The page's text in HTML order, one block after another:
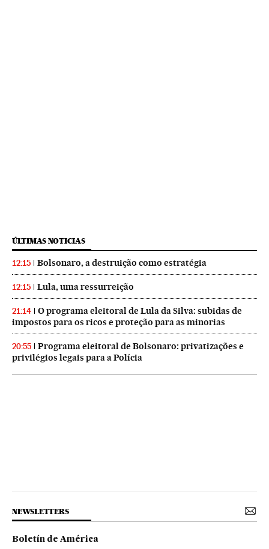
ÚLTIMAS NOTICIAS
12:15 Bolsonaro, a destruição como estratégia
12:15 Lula, uma ressurreição
21:14
O programa eleitoral de Lula da Silva: subidas de
impostos para os ricos e proteção para as minorias
20:55
Programa eleitoral de Bolsonaro: privatizações e
privilégios legais para a Polícia
NEWSLETTERS
Boletín de América